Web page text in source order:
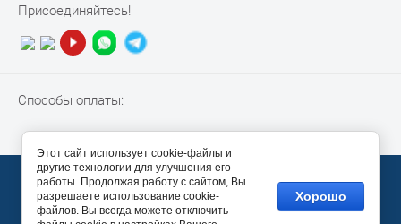
Присоединяйтесь!
Способы оплаты:
© 2010-2026 “NotebookPiter”
Megagroup.ru
Этот сайт использует cookie-файлы и
другие технологии для улучшения его
работы. Продолжая работу с сайтом, Вы
разрешаете использование cookie-
файлов. Вы всегда можете отключить
Хорошо